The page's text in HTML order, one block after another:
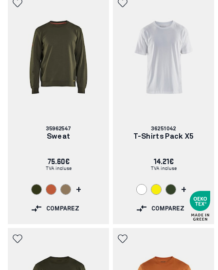
Numéro
d'article:
35962547
Sweat
75.60€
TVA incluse
+
COMPAREZ
Numéro
d'article:
36251042
T-Shirts Pack X5
14.21€
TVA incluse
+
COMPAREZ